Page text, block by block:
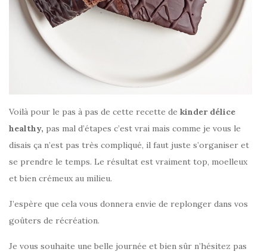
Voilà pour le pas à pas de cette recette de kinder délice
healthy, pas mal d’étapes c’est vrai mais comme je vous le
disais ça n’est pas très compliqué, il faut juste s’organiser et
se prendre le temps. Le résultat est vraiment top, moelleux
et bien crémeux au milieu.
J’espère que cela vous donnera envie de replonger dans vos
goûters de récréation.
Je vous souhaite une belle journée et bien sûr n’hésitez pas